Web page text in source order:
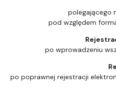
polegającego
pod względem
po wprowadzeniu
po poprawnej rejestracji